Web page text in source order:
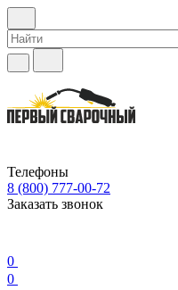
Телефоны
8 (800) 777-00-72
Заказать звонок
0
0